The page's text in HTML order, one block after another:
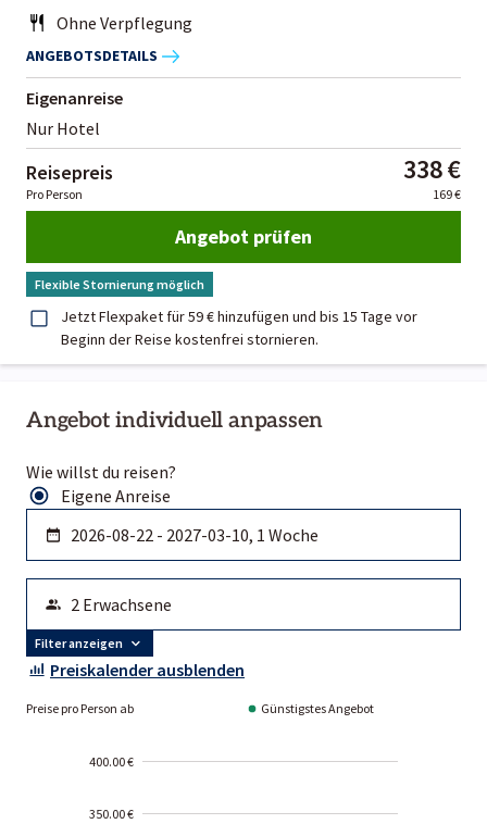
Angebot individuell anpassen
Wie willst du reisen?
Eigene Anreise
Filter anzeigen
Preiskalender ausblenden
Preise pro Person ab Günstigstes Angebot
400.00 €
350.00 €
Ohne Verpflegung
ANGEBOTSDETAILS
Eigenanreise
Nur Hotel
Reisepreis 338 €
Pro Person 169 €
Angebot prüfen
Flexible Stornierung möglich
Jetzt Flexpaket für 59 € hinzufügen und bis 15 Tage vor
Beginn der Reise kostenfrei stornieren.